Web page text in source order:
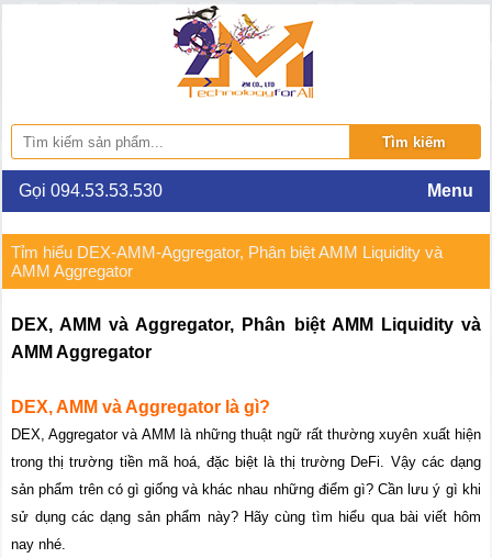
Gọi 094.53.53.530 Menu
Tỉm hiểu DEX-AMM-Aggregator, Phân biệt AMM Liquidity và
AMM Aggregator
DEX, AMM và Aggregator, Phân biệt AMM Liquidity và
AMM Aggregator
DEX, AMM và Aggregator là gì?
DEX, Aggregator và AMM là những thuật ngữ rất thường xuyên xuất hiện
trong thị trường tiền mã hoá, đặc biệt là thị trường DeFi. Vậy các dạng
sản phẩm trên có gì giống và khác nhau những điểm gì? Cần lưu ý gì khi
sử dụng các dạng sản phẩm này? Hãy cùng tìm hiểu qua bài viết hôm
nay nhé.